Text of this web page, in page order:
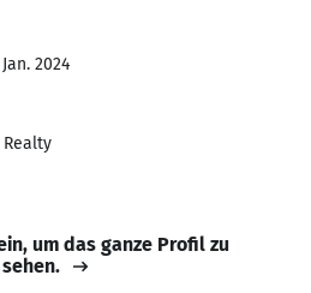
2024
um das ganze Profil zu
sehen.